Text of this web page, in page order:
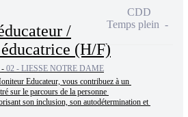
/
(H/F)
- 02 - LIESSE NOTRE DAME
Educateur, vous contribuez à un
sur le parcours de la personne
son inclusion, son autodétermination et
CDD
Temps plein